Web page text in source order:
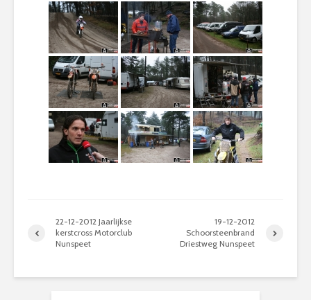
22-12-2012 Jaarlijkse
kerstcross Motorclub
Nunspeet
19-12-2012
Schoorsteenbrand
Driestweg Nunspeet